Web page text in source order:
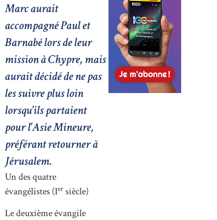
Marc aurait
accompagné Paul et
Barnabé lors de leur
mission à Chypre, mais
aurait décidé de ne pas
les suivre plus loin
lorsqu'ils partaient
pour l'Asie Mineure,
préférant retourner à
Jérusalem.
Un des quatre
évangélistes (Ier siècle)
Le deuxième évangile